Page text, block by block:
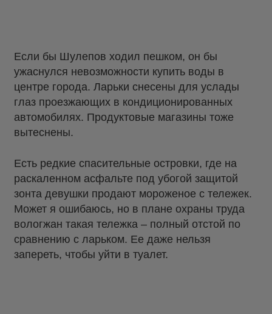
Если бы Шулепов ходил пешком, он бы
ужаснулся невозможности купить воды в
центре города. Ларьки снесены для услады
глаз проезжающих в кондиционированных
автомобилях. Продуктовые магазины тоже
вытеснены.
Есть редкие спасительные островки, где на
раскаленном асфальте под убогой защитой
зонта девушки продают мороженое с тележек.
Может я ошибаюсь, но в плане охраны труда
вологжан такая тележка – полный отстой по
сравнению с ларьком. Ее даже нельзя
запереть, чтобы уйти в туалет.